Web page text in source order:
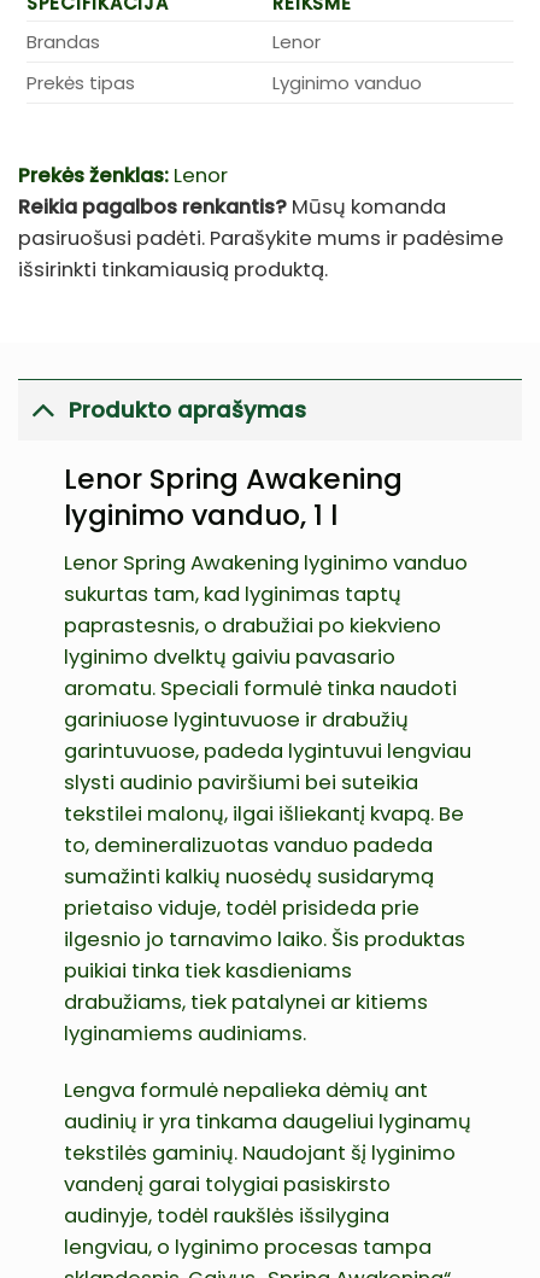
Brandas
Lenor
Prekės tipas
Lyginimo vanduo
Prekės ženklas: Lenor
Reikia pagalbos renkantis? Mūsų komanda
pasiruošusi padėti. Parašykite mums ir padėsime
išsirinkti tinkamiausią produktą.
Produkto aprašymas
Lenor Spring Awakening
lyginimo vanduo, 1 l
Lenor Spring Awakening lyginimo vanduo
sukurtas tam, kad lyginimas taptų
paprastesnis, o drabužiai po kiekvieno
lyginimo dvelktų gaiviu pavasario
aromatu. Speciali formulė tinka naudoti
gariniuose lygintuvuose ir drabužių
garintuvuose, padeda lygintuvui lengviau
slysti audinio paviršiumi bei suteikia
tekstilei malonų, ilgai išliekantį kvapą. Be
to, demineralizuotas vanduo padeda
sumažinti kalkių nuosėdų susidarymą
prietaiso viduje, todėl prisideda prie
ilgesnio jo tarnavimo laiko. Šis produktas
puikiai tinka tiek kasdieniams
drabužiams, tiek patalynei ar kitiems
lyginamiems audiniams.
Lengva formulė nepalieka dėmių ant
audinių ir yra tinkama daugeliui lyginamų
tekstilės gaminių. Naudojant šį lyginimo
vandenį garai tolygiai pasiskirsto
audinyje, todėl raukšlės išsilygina
lengviau, o lyginimo procesas tampa